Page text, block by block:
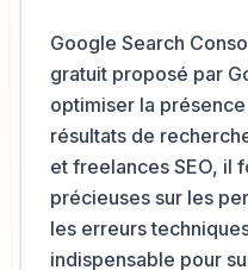
Google Search
gratuit proposé par
optimiser la
résultats de
et freelances SEO, il
précieuses sur les
les erreurs
indispensable pour